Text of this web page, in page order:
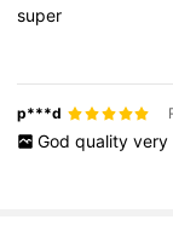
super
p***d
God quality very